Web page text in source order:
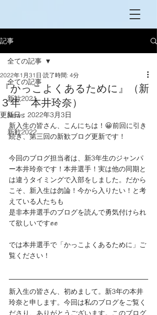
記事
全ての記事
新歓2021
News
新歓2022
全ての記事
『かっこよくあるために』（新
３年 本井玲奈）
2022年1月31日 読了時間: 4分
更新日： 2022年3月3日
新入生の皆さん、こんにちは！😀前回に引き
続き、第三回の新歓ブログ更新です！
今回のブログ担当者は、新3年生のジャンパ
ー本井玲奈です！本井選手！実は他の同期と
は違うタイミングで入部をしました。だから
こそ、新入生は勿論！今から入りたい！と考
えている人たちも
是非本井選手のブログを読んで勇気付けられ
て欲しいです✊✊
では本井選手で「かっこよくあるために」ご
覧ください！
新入生の皆さん、初めまして。新3年の本井
玲奈と申します。今回は私のブログをご覧く
ださり、ありがとうございます。このブログ